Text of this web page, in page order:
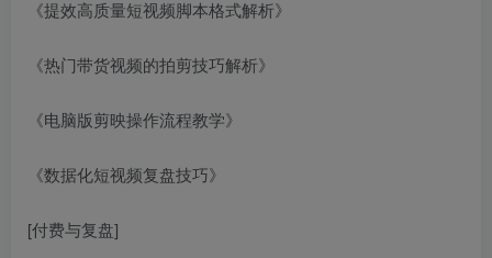
《提效高质量短视频脚本格式解析》
《热门带货视频的拍剪技巧解析》
《电脑版剪映操作流程教学》
《数据化短视频复盘技巧》
[付费与复盘]